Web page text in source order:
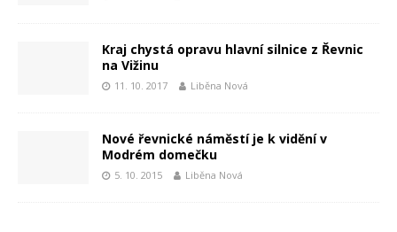
Kraj chystá opravu hlavní silnice z Řevnic
na Vižinu
11. 10. 2017 Liběna Nová
Nové řevnické náměstí je k vidění v
Modrém domečku
5. 10. 2015 Liběna Nová